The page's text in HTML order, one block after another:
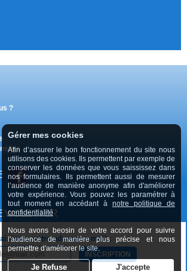
?
votre adresse e-mail :
INSCRIPTION
Gérer mes cookies
Afin d’assurer le bon fonctionnement du site nous
utilisons des cookies. Ils permettent par exemple de
conserver les données que vous saississez dans
nos formulaires. Ils permettent aussi de mesurer
l’audience de manière anonyme afin d'améliorer
votre expérience. Vous pouvez les paramétrer à
tout moment en accédant à notre politique de
confidentialité
Nous avons beosin de votre accord pour suivre
l'audience de manière plus précise et nous
permettre d'améliorer le site.